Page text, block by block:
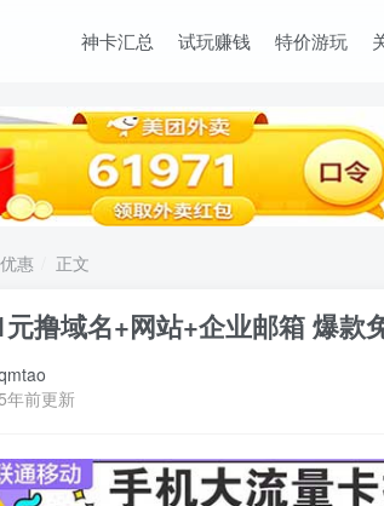
神卡汇总 试玩赚钱 特价游玩
惠 正文
元撸域名+网站+企业邮箱 爆款
年前更新